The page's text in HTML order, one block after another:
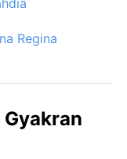
Regina